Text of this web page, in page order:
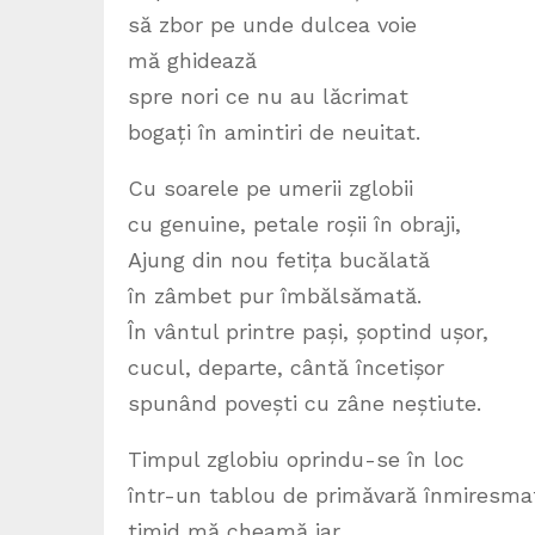
să zbor pe unde dulcea voie
mă ghidează
spre nori ce nu au lăcrimat
bogați în amintiri de neuitat.
Cu soarele pe umerii zglobii
cu genuine, petale roșii în obraji,
Ajung din nou fetița bucălată
în zâmbet pur îmbălsămată.
În vântul printre pași, șoptind ușor,
cucul, departe, cântă încetișor
spunând povești cu zâne neștiute.
Timpul zglobiu oprindu-se în loc
într-un tablou de primăvară